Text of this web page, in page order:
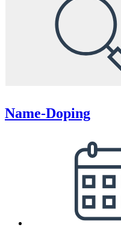
durchsuchen
Name-Doping
veröffentlicht: